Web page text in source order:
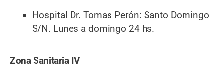
Hospital Dr. Tomas Perón: Santo Domingo
S/N. Lunes a domingo 24 hs.
Zona Sanitaria IV